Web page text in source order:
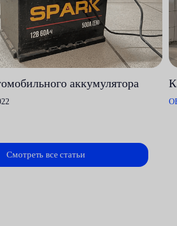
аккумулятора
Смотреть все статьи